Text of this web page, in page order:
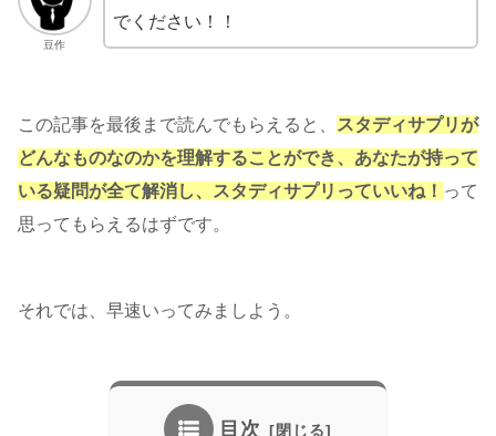
豆作
でください！！
この記事を最後まで読んでもらえると、
スタディサプリが
どんなものなのかを理解することができ、あなたが持って
いる疑問が全て解消し、スタディサプリっていいね！ って
思ってもらえるはずです。
それでは、早速いってみましよう。
目次